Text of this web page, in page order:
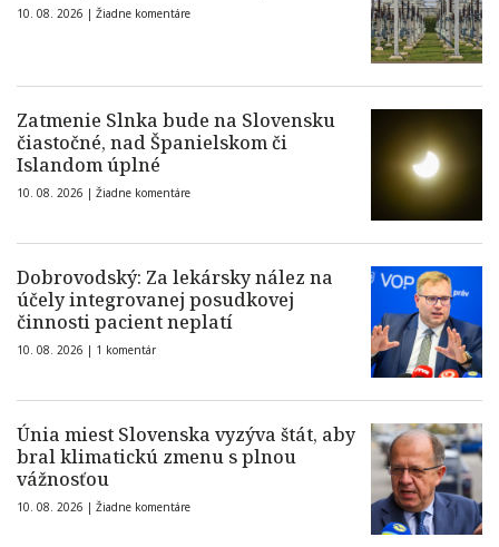
10. 08. 2026 | Žiadne komentáre
Zatmenie Slnka bude na Slovensku
čiastočné, nad Španielskom či
Islandom úplné
10. 08. 2026 | Žiadne komentáre
Dobrovodský: Za lekársky nález na
účely integrovanej posudkovej
činnosti pacient neplatí
10. 08. 2026 | 1 komentár
Únia miest Slovenska vyzýva štát, aby
bral klimatickú zmenu s plnou
vážnosťou
10. 08. 2026 | Žiadne komentáre